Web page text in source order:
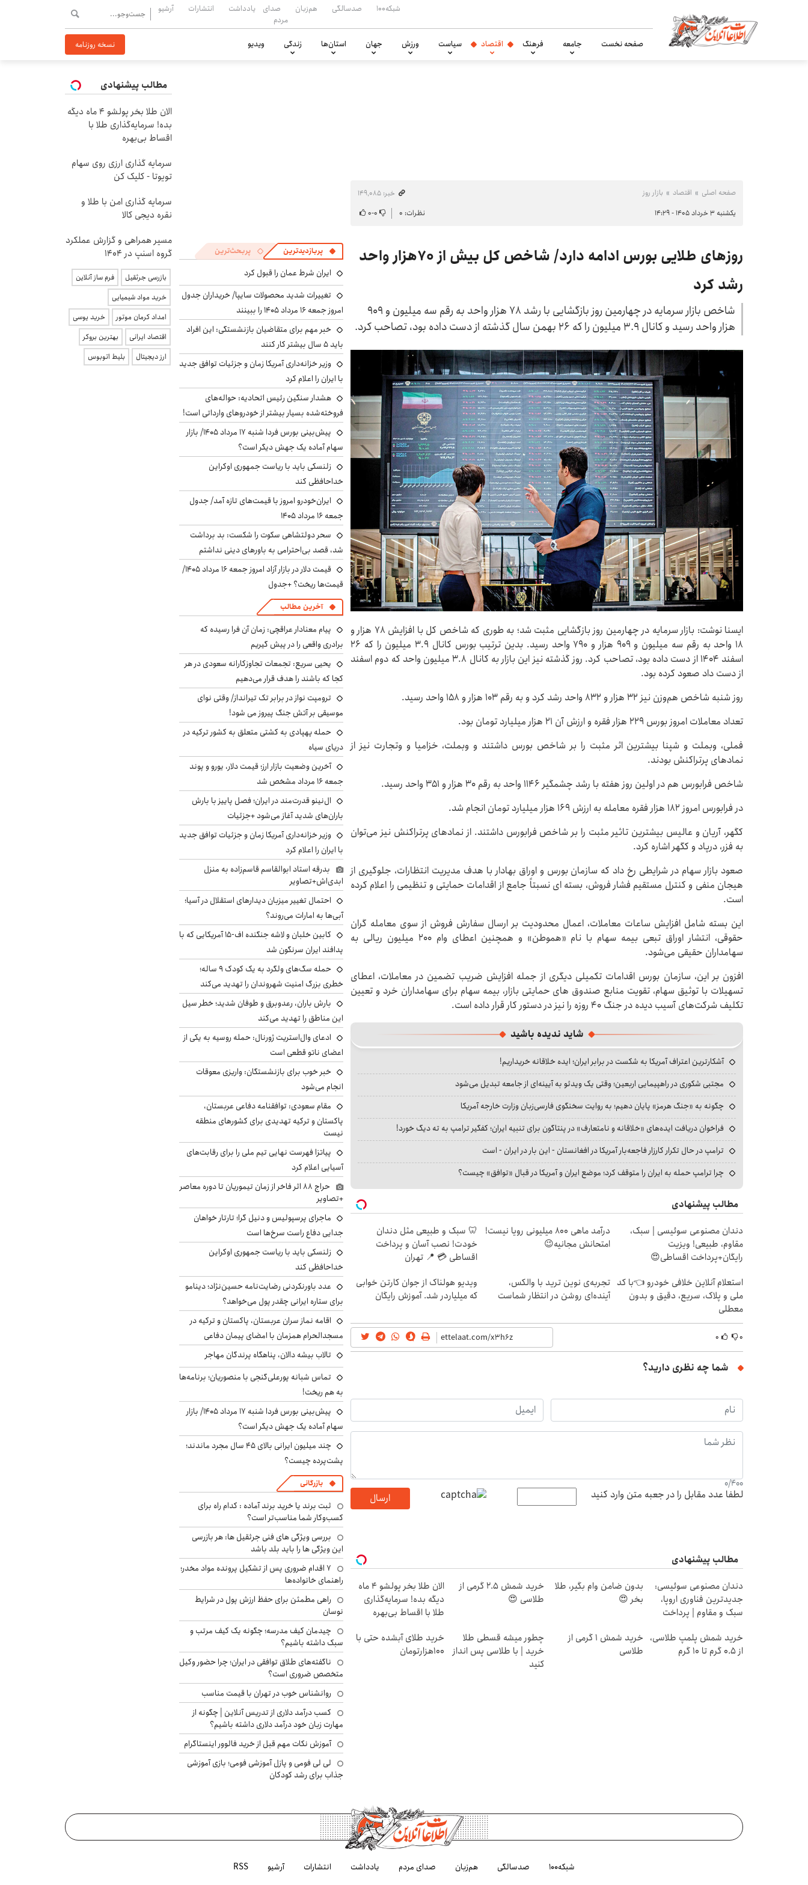
شبکه۱۰۰ صدسالگی هم‌زبان
صدای
مردم
یادداشت انتشارات آرشیو
صفحه نخست جامعه فرهنگ اقتصاد سیاست ورزش جهان استان‌ها زندگی ویدیو نسخه روزنامه
صفحه اصلی اقتصاد بازار روز
خبر: ۱۴۹٬۰۸۵
یکشنبه ۳ خرداد ۱۴۰۵ - ۱۴:۲۹
نظرات: ۰ ۰-۰
روزهای طلایی بورس ادامه دارد/ شاخص کل بیش از ۷۰هزار واحد
رشد کرد
شاخص بازار سرمایه در چهارمین روز بازگشایی با رشد ۷۸ هزار واحد به رقم سه میلیون و ۹۰۹
هزار واحد رسید و کانال ۳.۹ میلیون را که ۲۶ بهمن سال گذشته از دست داده بود، تصاحب کرد.
ایسنا نوشت: بازار سرمایه در چهارمین روز بازگشایی مثبت شد؛ به طوری که شاخص کل با افزایش ۷۸ هزار و
۱۸ واحد به رقم سه میلیون و ۹۰۹ هزار و ۷۹۰ واحد رسید. بدین ترتیب بورس کانال ۳.۹ میلیون را که ۲۶
اسفند ۱۴۰۴ از دست داده بود، تصاحب کرد. روز گذشته نیز این بازار به کانال ۳.۸ میلیون واحد که دوم اسفند
از دست داد صعود کرده بود.
روز شنبه شاخص هم‌وزن نیز ۳۲ هزار و ۸۳۲ واحد رشد کرد و به رقم ۱۰۳ هزار و ۱۵۸ واحد رسید.
تعداد معاملات امروز بورس ۲۲۹ هزار فقره و ارزش آن ۲۱ هزار میلیارد تومان بود.
فملی، وبملت و شپنا بیشترین اثر مثبت را بر شاخص بورس داشتند و وبملت، خزامیا و وتجارت نیز از
نمادهای پرتراکنش بودند.
شاخص فرابورس هم در اولین روز هفته با رشد چشمگیر ۱۱۴۶ واحد به رقم ۳۰ هزار و ۳۵۱ واحد رسید.
در فرابورس امروز ۱۸۲ هزار فقره معامله به ارزش ۱۶۹ هزار میلیارد تومان انجام شد.
کگهر، آریان و عالیس بیشترین تاثیر مثبت را بر شاخص فرابورس داشتند. از نمادهای پرتراکنش نیز می‌توان
به فزر، درپاد و کگهر اشاره کرد.
صعود بازار سهام در شرایطی رخ داد که سازمان بورس و اوراق بهادار با هدف مدیریت انتظارات، جلوگیری از
هیجان منفی و کنترل مستقیم فشار فروش، بسته ای نسبتاً جامع از اقدامات حمایتی و تنظیمی را اعلام کرده
است.
این بسته شامل افزایش ساعات معاملات، اعمال محدودیت بر ارسال سفارش فروش از سوی معامله گران
حقوقی، انتشار اوراق تبعی بیمه سهام با نام «هموطن» و همچنین اعطای وام ۲۰۰ میلیون ریالی به
سهامداران حقیقی می‌شود.
افزون بر این، سازمان بورس اقدامات تکمیلی دیگری از جمله افزایش ضریب تضمین در معاملات، اعطای
تسهیلات با توثیق سهام، تقویت منابع صندوق های حمایتی بازار، بیمه سهام برای سهامداران خرد و تعیین
تکلیف شرکت‌های آسیب دیده در جنگ ۴۰ روزه را نیز در دستور کار قرار داده است.
شاید ندیده باشید
آشکارترین اعتراف آمریکا به شکست در برابر ایران؛ ایده خلاقانه خریداریم!
مجتبی شکوری در راهپیمایی اربعین؛ وقتی یک ویدئو به آیینه‌ای از جامعه تبدیل می‌شود
چگونه به «جنگ هرمز» پایان دهیم؛ به روایت سخنگوی فارسی‌زبان وزارت خارجه آمریکا
فراخوان دریافت ایده‌های «خلاقانه و نامتعارف» در پنتاگون برای تنبیه ایران؛ کفگیر ترامپ به ته دیگ خورد!
ترامپ در حال تکرار کارزار فاجعه‌بار آمریکا در افغانستان - این بار در ایران - است
چرا ترامپ حمله به ایران را متوقف کرد؛ موضع ایران و آمریکا در قبال «توافق» چیست؟
مطالب پیشنهادی
دندان مصنوعی سوئیسی | سبک،
مقاوم، طبیعی! ویزیت
رایگان+پرداخت اقساطی😍
درآمد ماهی 800 میلیونی رویا نیست!
امتحانش مجانیه😉
🦷 سبک و طبیعی مثل دندان
خودت! نصب آسان و پرداخت
اقساطی 💳 📍 تهران
استعلام آنلاین خلافی خودرو 👈با کد
ملی و پلاک، سریع، دقیق و بدون
معطلی
تجربه‌ی نوین ترید با والکس،
آینده‌ای روشن در انتظار شماست
ویدیو هولناک از جوان کارتن خوابی
که میلیاردر شد. آموزش رایگان
۰ ۰
شما چه نظری دارید؟
0/400
لطفا عدد مقابل را در جعبه متن وارد کنید ارسال
مطالب پیشنهادی
دندان مصنوعی سوئیسی:
جدیدترین فناوری اروپا،
سبک و مقاوم | پرداخت
بدون ضامن وام بگیر، طلا
بخر 😍
خرید شمش 2.5 گرمی از
طلاسی 😍
الان طلا بخر پولشو 4 ماه
دیگه بده! سرمایه‌گذاری
طلا با اقساط بی‌بهره
خرید شمش پلمپ طلاسی،
از ۰.۵ گرم تا ۱۰ گرم
خرید شمش 1 گرمی از
طلاسی
چطور میشه قسطی طلا
خرید | با طلاسی پس انداز
کنید
خرید طلای آبشده حتی با
۱۰۰هزارتومان
پربازدیدترین پربحث‌ترین
ایران شرط عمان را قبول کرد
تغییرات شدید محصولات سایپا/ خریداران جدول
امروز جمعه ۱۶ مرداد ۱۴۰۵ را ببینند
خبر مهم برای متقاضیان بازنشستگی: این افراد
باید ۵ سال بیشتر کار کنند
وزیر خزانه‌داری آمریکا زمان و جزئیات توافق جدید
با ایران را اعلام کرد
هشدار سنگین رئیس اتحادیه: حواله‌های
فروخته‌شده بسیار بیشتر از خودروهای وارداتی است!
پیش‌بینی بورس فردا شنبه ۱۷ مرداد ۱۴۰۵/ بازار
سهام آماده یک جهش دیگر است؟
زلنسکی باید با ریاست جمهوری اوکراین
خداحافظی کند
ایران‌خودرو امروز با قیمت‌های تازه آمد/ جدول
جمعه ۱۶ مرداد ۱۴۰۵
سحر دولتشاهی سکوت را شکست: بد برداشت
شد، قصد بی‌احترامی به باورهای دینی نداشتم
قیمت دلار در بازار آزاد امروز جمعه ۱۶ مرداد ۱۴۰۵/
قیمت‌ها ریخت؟ +جدول
آخرین مطالب
پیام معنادار عراقچی: زمان آن فرا رسیده که
برادری واقعی را در پیش گیریم
یحیی سریع: تجمعات تجاوزکارانه سعودی در هر
کجا که باشند را هدف قرار می‌دهیم
ترومپت نواز در برابر تک تیرانداز/ وقتی نوای
موسیقی بر آتش جنگ پیروز می شود!
حمله پهپادی به کشتی متعلق به کشور ترکیه در
دریای سیاه
آخرین وضعیت بازار ارز؛ قیمت دلار، یورو و پوند
جمعه ۱۶ مرداد مشخص شد
ال‌نینو قدرت‌مند در ایران؛ فصل پاییز با بارش
باران‌های شدید آغاز می‌شود +جزئیات
وزیر خزانه‌داری آمریکا زمان و جزئیات توافق جدید
با ایران را اعلام کرد
بدرقه استاد ابوالقاسم قاسم‌زاده به منزل
ابدی‌اش+تصاویر
احتمال تغییر میزبان دیدارهای استقلال در آسیا؛
آبی‌ها به امارات می‌روند؟
کابین خلبان و لاشه جنگنده اف-۱۵ آمریکایی که با
پدافند ایران سرنگون شد
حمله سگ‌های ولگرد به یک کودک ۹ ساله؛
خطری بزرگ امنیت شهروندان را تهدید می‌کند
بارش باران، رعدوبرق و طوفان شدید؛ خطر سیل
این مناطق را تهدید می‌کند
ادعای وال‌استریت ژورنال: حمله روسیه به یکی از
اعضای ناتو قطعی است
خبر خوب برای بازنشستگان: واریزی معوقات
انجام می‌شود
مقام سعودی: توافقنامه دفاعی عربستان،
پاکستان و ترکیه تهدیدی برای کشورهای منطقه
نیست
پیاتزا فهرست نهایی تیم ملی را برای رقابت‌های
آسیایی اعلام کرد
حراج ۸۸ اثر فاخر از زمان تیموریان تا دوره معاصر
+تصاویر
ماجرای پرسپولیس و دنیل گرا؛ تارتار خواهان
جدایی دفاع راست سرخ‌ها است
زلنسکی باید با ریاست جمهوری اوکراین
خداحافظی کند
عدد باورنکردنی رضایت‌نامه حسین‌نژاد؛ دینامو
برای ستاره ایرانی چقدر پول می‌خواهد؟
اقامه نماز سران عربستان، پاکستان و ترکیه در
مسجدالحرام همزمان با امضای پیمان دفاعی
تالاب بیشه دالان، پناهگاه پرندگان مهاجر
تماس شبانه پورعلی‌گنجی با منصوریان؛ برنامه‌ها
به هم ریخت!
پیش‌بینی بورس فردا شنبه ۱۷ مرداد ۱۴۰۵/ بازار
سهام آماده یک جهش دیگر است؟
چند میلیون ایرانی بالای ۴۵ سال مجرد ماندند؛
پشت‌پرده چیست؟
بازرگانی
ثبت برند یا خرید برند آماده : کدام راه برای
کسب‌وکار شما مناسب‌تر است؟
بررسی ویژگی های فنی جرثقیل ها: هر بازرسی
این ویژگی ها را باید بلد باشد
۷ اقدام ضروری پس از تشکیل پرونده مواد مخدر؛
راهنمای خانواده‌ها
راهی مطمئن برای حفظ ارزش پول در شرایط
نوسان
چیدمان کیف مدرسه؛ چگونه یک کیف مرتب و
سبک داشته باشیم؟
ناگفته‌های طلاق توافقی در ایران؛ چرا حضور وکیل
متخصص ضروری است؟
روانشناس خوب در تهران با قیمت مناسب
کسب درآمد دلاری از تدریس آنلاین | چگونه از
مهارت زبان خود درآمد دلاری داشته باشیم؟
آموزش نکات مهم قبل از خرید فالوور اینستاگرام
لی لی فومی و پازل آموزشی فومی؛ بازی آموزشی
جذاب برای رشد کودکان
مطالب پیشنهادی
الان طلا بخر پولشو 4 ماه دیگه
بده! سرمایه‌گذاری طلا با
اقساط بی‌بهره
سرمایه گذاری ارزی روی سهام
تویوتا - کلیک کن
سرمایه گذاری امن با طلا و
نقره دیجی کالا
مسیر همراهی و گزارش عملکرد
گروه اسنپ در ۱۴۰۴
بازرسی جرثقیل
فرم ساز آنلاین
خرید مواد شیمیایی
امداد کرمان موتور
خرید یوسی
اقتصاد ایرانی
بهترین بروکر
ارز دیجیتال
بلیط اتوبوس
شبکه۱۰۰ صدسالگی هم‌زبان صدای مردم یادداشت انتشارات آرشیو RSS